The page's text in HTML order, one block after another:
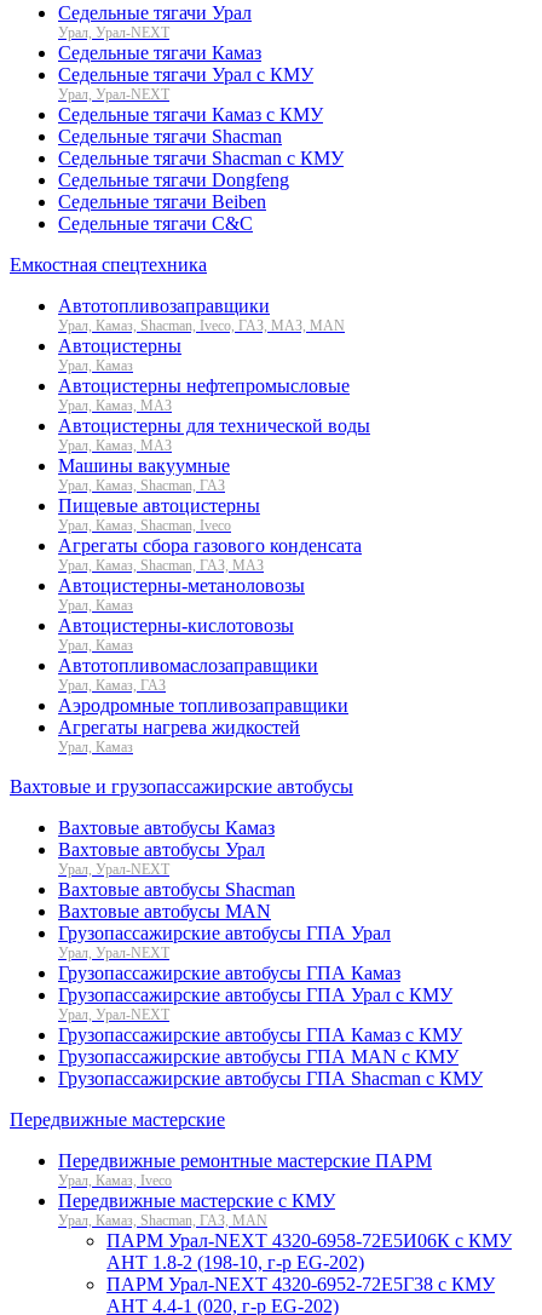
Седельные тягачи Урал
Урал, Урал-NEXT
Седельные тягачи Камаз
Седельные тягачи Урал с КМУ
Урал, Урал-NEXT
Седельные тягачи Камаз с КМУ
Седельные тягачи Shacman
Седельные тягачи Shacman с КМУ
Седельные тягачи Dongfeng
Седельные тягачи Beiben
Седельные тягачи C&C
Емкостная спецтехника
Автотопливозаправщики
Урал, Камаз, Shacman, Iveco, ГАЗ, МАЗ, MAN
Автоцистерны
Урал, Камаз
Автоцистерны нефтепромысловые
Урал, Камаз, МАЗ
Автоцистерны для технической воды
Урал, Камаз, МАЗ
Машины вакуумные
Урал, Камаз, Shacman, ГАЗ
Пищевые автоцистерны
Урал, Камаз, Shacman, Iveco
Агрегаты сбора газового конденсата
Урал, Камаз, Shacman, ГАЗ, МАЗ
Автоцистерны-метаноловозы
Урал, Камаз
Автоцистерны-кислотовозы
Урал, Камаз
Автотопливомаслозаправщики
Урал, Камаз, ГАЗ
Аэродромные топливозаправщики
Агрегаты нагрева жидкостей
Урал, Камаз
Вахтовые и грузопассажирские автобусы
Вахтовые автобусы Камаз
Вахтовые автобусы Урал
Урал, Урал-NEXT
Вахтовые автобусы Shacman
Вахтовые автобусы MAN
Грузопассажирские автобусы ГПА Урал
Урал, Урал-NEXT
Грузопассажирские автобусы ГПА Камаз
Грузопассажирские автобусы ГПА Урал с КМУ
Урал, Урал-NEXT
Грузопассажирские автобусы ГПА Камаз с КМУ
Грузопассажирские автобусы ГПА MAN с КМУ
Грузопассажирские автобусы ГПА Shacman с КМУ
Передвижные мастерские
Передвижные ремонтные мастерские ПАРМ
Урал, Камаз, Iveco
Передвижные мастерские с КМУ
Урал, Камаз, Shacman, ГАЗ, MAN
ПАРМ Урал-NEXT 4320-6958-72Е5И06К с КМУ
АНТ 1.8-2 (198-10, г-р EG-202)
ПАРМ Урал-NEXT 4320-6952-72Е5Г38 с КМУ
АНТ 4.4-1 (020, г-р EG-202)